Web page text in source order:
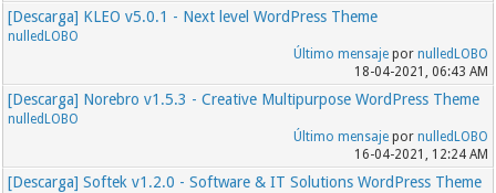
[Descarga] KLEO v5.0.1 - Next level WordPress Theme
nulledLOBO
Último mensajepor nulledLOBO
18-04-2021, 06:43 AM
[Descarga] Norebro v1.5.3 - Creative Multipurpose WordPress Theme
nulledLOBO
Último mensajepor nulledLOBO
16-04-2021, 12:24 AM
[Descarga] Softek v1.2.0 - Software & IT Solutions WordPress Theme